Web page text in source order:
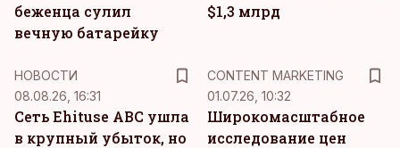
беженца сулил
вечную батарейку
$1,3 млрд
НОВОСТИ
08.08.26, 16:31
Сеть Ehituse ABC ушла
в крупный убыток, но
CONTENT MARKETING
01.07.26, 10:32
Широкомасштабное
исследование цен